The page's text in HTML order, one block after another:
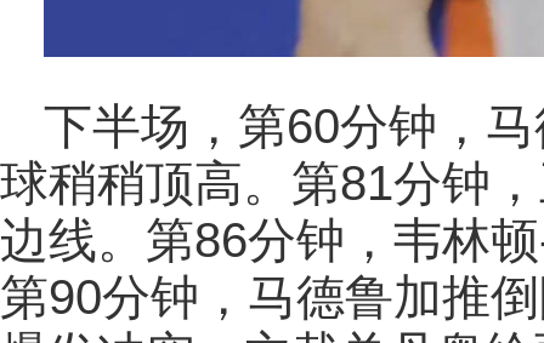
下半场，第60分钟，
球稍稍顶高。第81分钟
边线。第86分钟，韦林
第90分钟，马德鲁加推